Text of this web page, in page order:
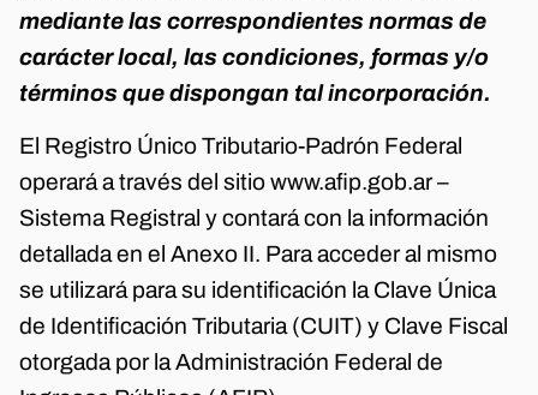
mediante las correspondientes normas de
carácter local, las condiciones, formas y/o
términos que dispongan tal incorporación.
El Registro Único Tributario-Padrón Federal
operará a través del sitio www.afip.gob.ar –
Sistema Registral y contará con la información
detallada en el Anexo II. Para acceder al mismo
se utilizará para su identificación la Clave Única
de Identificación Tributaria (CUIT) y Clave Fiscal
otorgada por la Administración Federal de